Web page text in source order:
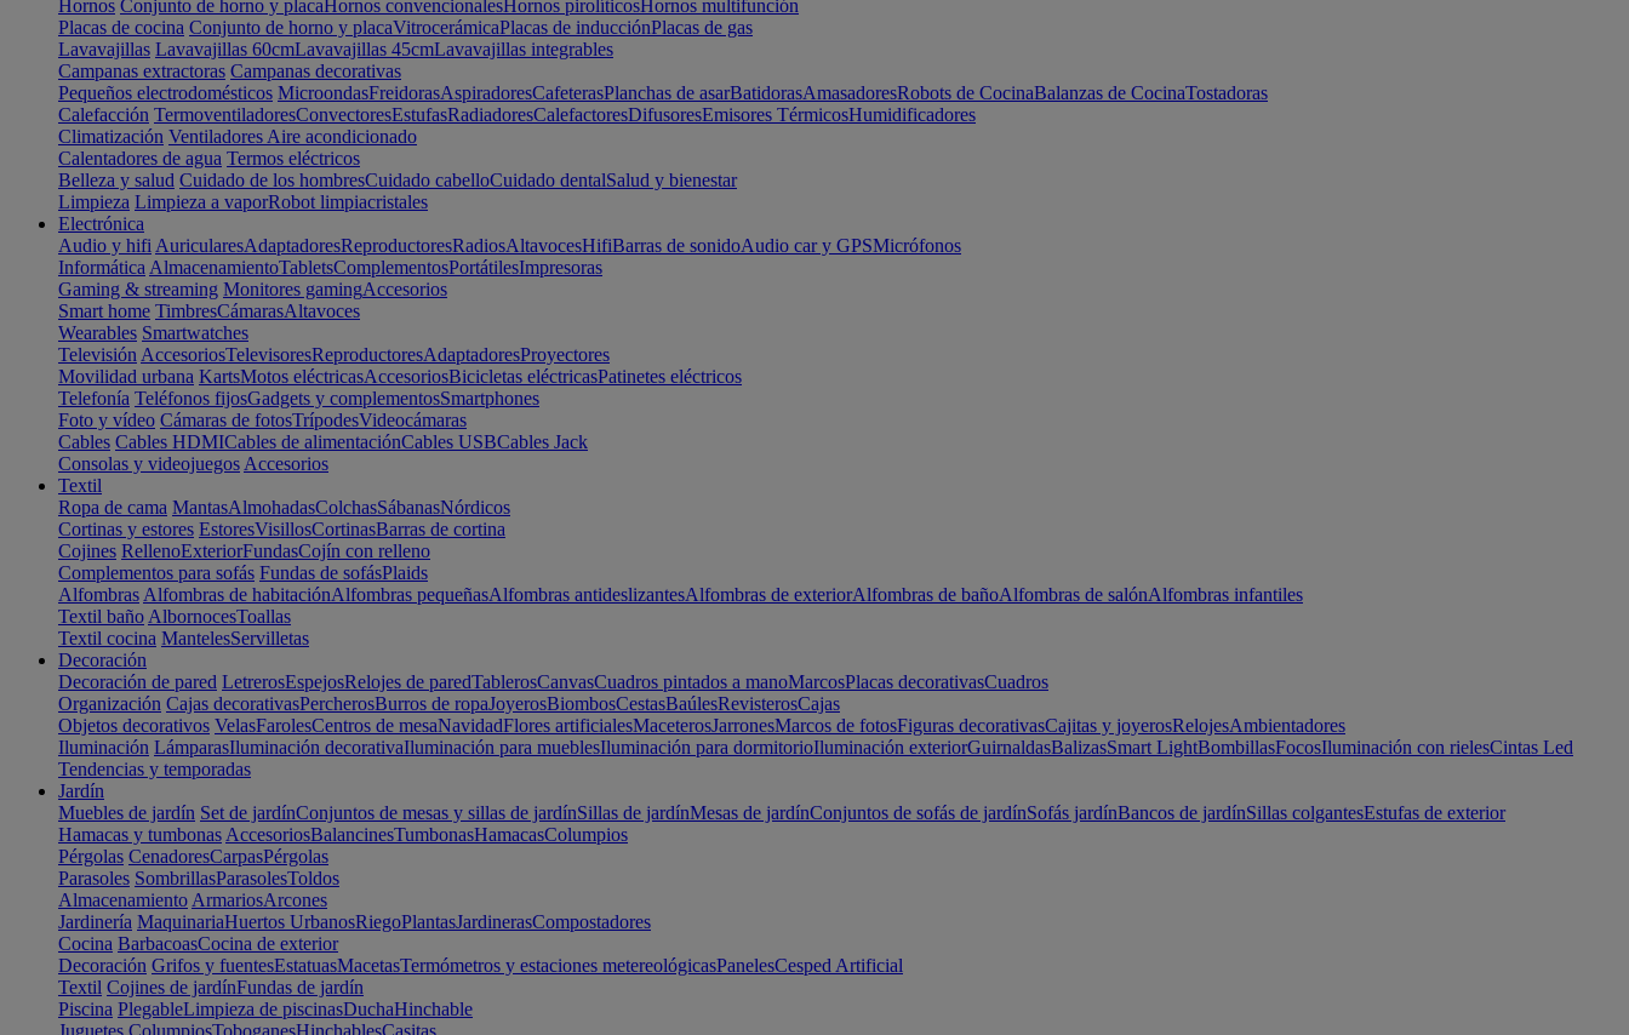
Hornos Conjunto de horno y placaHornos convencionalesHornos pirolíticosHornos multifunción
Placas de cocina Conjunto de horno y placaVitrocerámicaPlacas de inducciónPlacas de gas
Lavavajillas Lavavajillas 60cmLavavajillas 45cmLavavajillas integrables
Campanas extractoras Campanas decorativas
Pequeños electrodomésticos MicroondasFreidorasAspiradoresCafeterasPlanchas de asarBatidorasAmasadoresRobots de CocinaBalanzas de CocinaTostadoras
Calefacción TermoventiladoresConvectoresEstufasRadiadoresCalefactoresDifusoresEmisores TérmicosHumidificadores
Climatización Ventiladores Aire acondicionado
Calentadores de agua Termos eléctricos
Belleza y salud Cuidado de los hombresCuidado cabelloCuidado dentalSalud y bienestar
Limpieza Limpieza a vaporRobot limpiacristales
Electrónica
Audio y hifi AuricularesAdaptadoresReproductoresRadiosAltavocesHifiBarras de sonidoAudio car y GPSMicrófonos
Informática AlmacenamientoTabletsComplementosPortátilesImpresoras
Gaming & streaming Monitores gamingAccesorios
Smart home TimbresCámarasAltavoces
Wearables Smartwatches
Televisión AccesoriosTelevisoresReproductoresAdaptadoresProyectores
Movilidad urbana KartsMotos eléctricasAccesoriosBicicletas eléctricasPatinetes eléctricos
Telefonía Teléfonos fijosGadgets y complementosSmartphones
Foto y vídeo Cámaras de fotosTrípodesVideocámaras
Cables Cables HDMICables de alimentaciónCables USBCables Jack
Consolas y videojuegos Accesorios
Textil
Ropa de cama MantasAlmohadasColchasSábanasNórdicos
Cortinas y estores EstoresVisillosCortinasBarras de cortina
Cojines RellenoExteriorFundasCojín con relleno
Complementos para sofás Fundas de sofásPlaids
Alfombras Alfombras de habitaciónAlfombras pequeñasAlfombras antideslizantesAlfombras de exteriorAlfombras de bañoAlfombras de salónAlfombras infantiles
Textil baño AlbornocesToallas
Textil cocina MantelesServilletas
Decoración
Decoración de pared LetrerosEspejosRelojes de paredTablerosCanvasCuadros pintados a manoMarcosPlacas decorativasCuadros
Organización Cajas decorativasPercherosBurros de ropaJoyerosBiombosCestasBaúlesRevisterosCajas
Objetos decorativos VelasFarolesCentros de mesaNavidadFlores artificialesMaceterosJarronesMarcos de fotosFiguras decorativasCajitas y joyerosRelojesAmbientadores
Iluminación LámparasIluminación decorativaIluminación para mueblesIluminación para dormitorioIluminación exteriorGuirnaldasBalizasSmart LightBombillasFocosIluminación con rielesCintas Led
Tendencias y temporadas
Jardín
Muebles de jardín Set de jardínConjuntos de mesas y sillas de jardínSillas de jardínMesas de jardínConjuntos de sofás de jardínSofás jardínBancos de jardínSillas colgantesEstufas de exterior
Hamacas y tumbonas AccesoriosBalancinesTumbonasHamacasColumpios
Pérgolas CenadoresCarpasPérgolas
Parasoles SombrillasParasolesToldos
Almacenamiento ArmariosArcones
Jardinería MaquinariaHuertos UrbanosRiegoPlantasJardinerasCompostadores
Cocina BarbacoasCocina de exterior
Decoración Grifos y fuentesEstatuasMacetasTermómetros y estaciones metereológicasPanelesCesped Artificial
Textil Cojines de jardínFundas de jardín
Piscina PlegableLimpieza de piscinasDuchaHinchable
Juguetes ColumpiosToboganesHinchablesCasitas